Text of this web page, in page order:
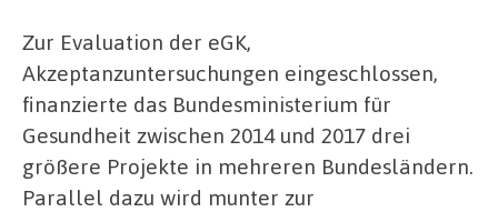
Zur Evaluation der eGK,
Akzeptanzuntersuchungen eingeschlossen,
finanzierte das Bundesministerium für
Gesundheit zwischen 2014 und 2017 drei
größere Projekte in mehreren Bundesländern.
Parallel dazu wird munter zur